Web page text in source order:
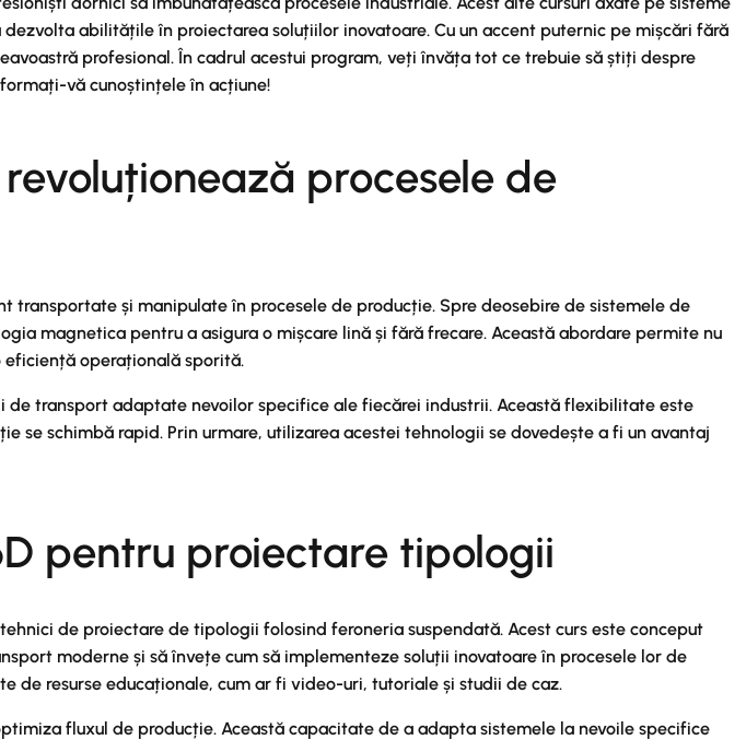
abilitățile în proiectarea soluțiilor inovatoare. Cu un accent puternic pe mișcări fără
profesional. În cadrul acestui program, veți învăța tot ce trebuie să știți despre
vă cunoștințele în acțiune!
procesele de
transportate și manipulate în procesele de producție. Spre deosebire de sistemele de
magnetica pentru a asigura o mișcare lină și fără frecare. Această abordare permite nu
eficiență operațională sporită.
transport adaptate nevoilor specifice ale fiecărei industrii. Această flexibilitate este
schimbă rapid. Prin urmare, utilizarea acestei tehnologii se dovedește a fi un avantaj
pentru proiectare tipologii
de proiectare de tipologii folosind feroneria suspendată. Acest curs este conceput
moderne și să învețe cum să implementeze soluții inovatoare în procesele lor de
resurse educaționale, cum ar fi video-uri, tutoriale și studii de caz.
fluxul de producție. Această capacitate de a adapta sistemele la nevoile specifice